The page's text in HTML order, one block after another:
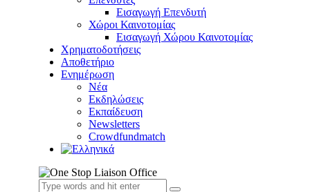
Εισαγωγή Επενδυτή
Χώροι Καινοτομίας
Εισαγωγή Χώρου Καινοτομίας
Χρηματοδοτήσεις
Αποθετήριο
Ενημέρωση
Νέα
Εκδηλώσεις
Εκπαίδευση
Newsletters
Crowdfundmatch